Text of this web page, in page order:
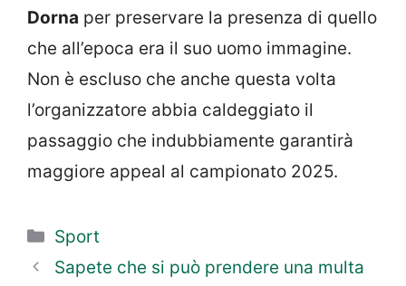
Dorna per preservare la presenza di quello
che all’epoca era il suo uomo immagine.
Non è escluso che anche questa volta
l’organizzatore abbia caldeggiato il
passaggio che indubbiamente garantirà
maggiore appeal al campionato 2025.
Categorie
Sport
Sapete che si può prendere una multa